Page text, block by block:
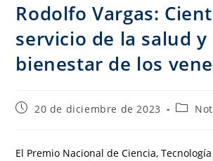
Rodolfo Vargas:
servicio de la salud y
bienestar de los
20 de diciembre de 2023
El Premio Nacional de Ciencia,